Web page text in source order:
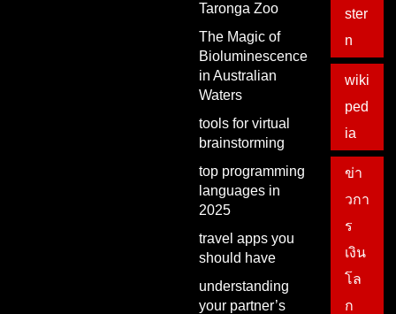
Taronga Zoo
The Magic of
Bioluminescence
in Australian
Waters
tools for virtual
brainstorming
top programming
languages in
2025
travel apps you
should have
understanding
your partner’s
ster
n
wiki
ped
ia
ข่า
วกา
ร
เงิน
โล
ก